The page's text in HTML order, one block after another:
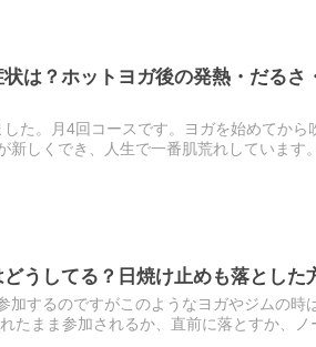
は？ホットヨガ後の発熱・だるさ
た。月4回コースです。ヨガを始めてから
新しくでき、人生で一番肌荒れしています
うしてる？日焼け止めも落とした
加するのですがこのようなヨガやジムの時
たまま参加されるか、直前に落とすか、ノ